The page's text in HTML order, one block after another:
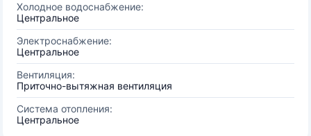
Холодное водоснабжение:
Центральное
Электроснабжение:
Центральное
Вентиляция:
Приточно-вытяжная вентиляция
Система отопления:
Центральное